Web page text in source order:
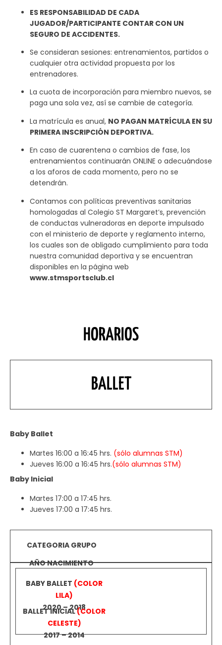
ES RESPONSABILIDAD DE CADA
JUGADOR/PARTICIPANTE CONTAR CON UN
SEGURO DE ACCIDENTES.
Se consideran sesiones: entrenamientos, partidos o
cualquier otra actividad propuesta por los
entrenadores.
La cuota de incorporación para miembro nuevos, se
paga una sola vez, así se cambie de categoría.
La matrícula es anual, NO PAGAN MATRÍCULA EN SU
PRIMERA INSCRIPCIÓN DEPORTIVA.
En caso de cuarentena o cambios de fase, los
entrenamientos continuarán ONLINE o adecuándose
a los aforos de cada momento, pero no se
detendrán.
Contamos con políticas preventivas sanitarias
homologadas al Colegio ST Margaret’s, prevención
de conductas vulneradoras en deporte impulsado
con el ministerio de deporte y reglamento interno,
los cuales son de obligado cumplimiento para toda
nuestra comunidad deportiva y se encuentran
disponibles en la página web
www.stmsportsclub.cl
HORARIOS
BALLET
Baby Ballet
Martes 16:00 a 16:45 hrs. (sólo alumnas STM)
Jueves 16:00 a 16:45 hrs.(sólo alumnas STM)
Baby Inicial
Martes 17:00 a 17:45 hrs.
Jueves 17:00 a 17:45 hrs.
CATEGORIA GRUPO
BABY BALLET (COLOR
LILA)
BALLET INICIAL(COLOR
CELESTE)